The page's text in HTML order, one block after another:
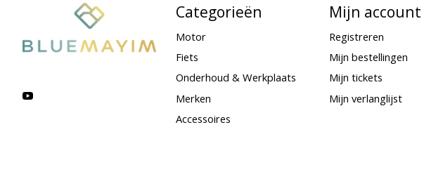
Categorieën
Motor
Fiets
Onderhoud & Werkplaats
Merken
Accessoires
Mijn account
Registreren
Mijn bestellingen
Mijn tickets
Mijn verlanglijst